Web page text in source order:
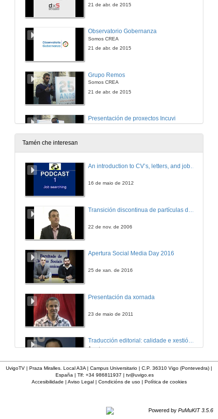
21 de abr. de 2015
Observatorio Gobernanza
Somos CREA
21 de abr. de 2015
Grupo Remos
Somos CREA
21 de abr. de 2015
Presentación de proxectos Incuvi
21 de abr. de 2015
Somos CREA
Somos CREA
Gorde's Beer
Somos CREA
Somos CREA
Mueve tu vida
Somos CREA
Tamén che interesan
An introduction to CV’s, letters, and job searching
16 de maio de 2012
22 de nov. de 2006
Apertura Social Media Day 2016
25 de xan. de 2016
Presentación da xornada
23 de maio de 2011
Traducción editorial: calidade e xestión de proxectos
Apertura
What is postmodernism?
UvigoTV | Praza Miralles. Local A3A | Campus Universitario | C.P. 36310 Vigo (Pontevedra) |
España | Tlf: +34 986811937 | tv@uvigo.es
Accesibilidade | Aviso Legal| Condicións de uso| Política de cookies
Powered by PuMuKIT 3.5.6